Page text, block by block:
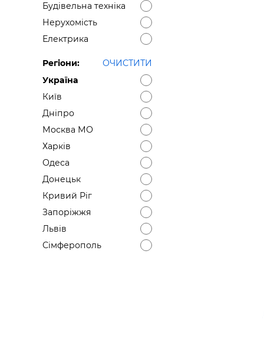
Будівельна техніка
Нерухомість
Електрика
Регіони:
ОЧИСТИТИ
Україна
Київ
Дніпро
Москва МО
Харків
Одеса
Донецьк
Кривий Ріг
Запоріжжя
Львів
Сімферополь